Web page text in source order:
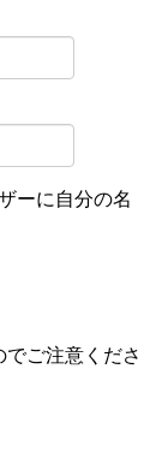
ーに自分の名
ご注意くださ